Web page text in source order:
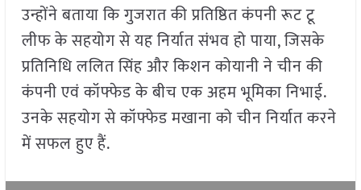
उन्होंने बताया कि गुजरात की प्रतिष्ठित कंपनी रूट टू
लीफ के सहयोग से यह निर्यात संभव हो पाया, जिसके
प्रतिनिधि ललित सिंह और किशन कोयानी ने चीन की
कंपनी एवं कॉफ्फेड के बीच एक अहम भूमिका निभाई.
उनके सहयोग से कॉफ्फेड मखाना को चीन निर्यात करने
में सफल हुए हैं.